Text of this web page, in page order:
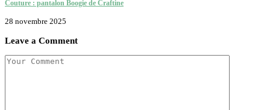
Couture : pantalon Boogie de Craftine
28 novembre 2025
Leave a Comment